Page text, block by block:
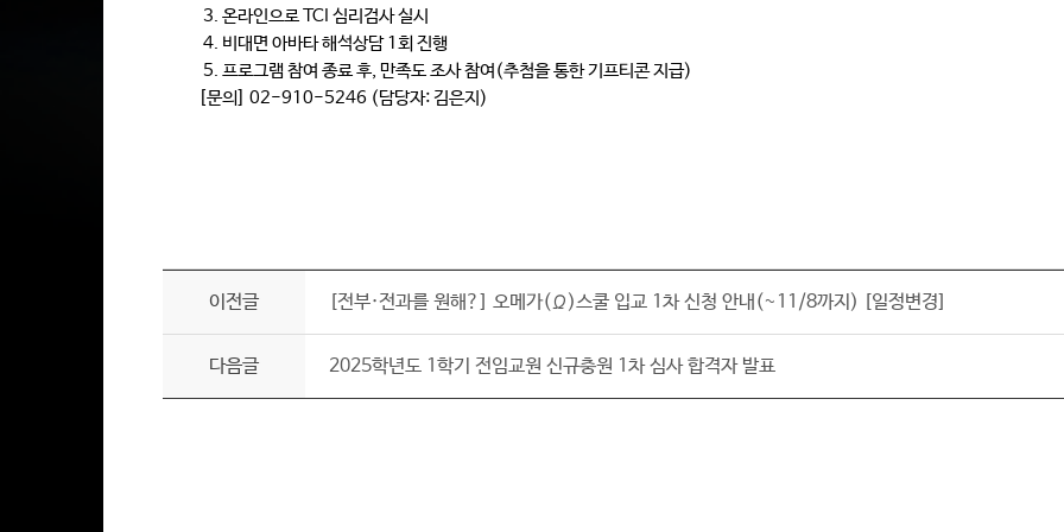
3. 온라인으로 TCI 심리검사 실시
4. 비대면 아바타 해석상담 1회 진행
5. 프로그램 참여 종료 후, 만족도 조사 참여(추첨을 통한 기프티콘 지급)
[문의] 02-910-5246 (담당자: 김은지)
이전글 [전부·전과를 원해?] 오메가(Ω)스쿨 입교 1차 신청 안내(~11/8까지) [일정변경]
다음글 2025학년도 1학기 전임교원 신규충원 1차 심사 합격자 발표